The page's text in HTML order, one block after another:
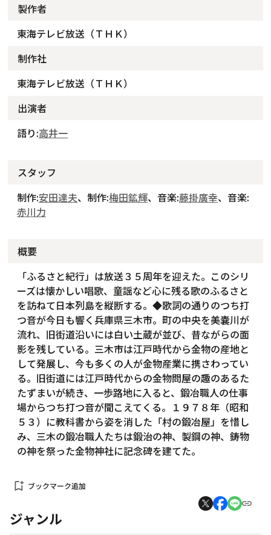
製作者
東海テレビ放送（ＴＨＫ）
制作社
東海テレビ放送（ＴＨＫ）
出演者
語り:高井一
スタッフ
制作:安田達夫、制作:梅田鉱輝、音楽:藤掛廣幸、音楽:
赤川力
概要
「ふるさと紀行」は放送３５周年を迎えた。このシリ
ーズは懐かしい唱歌、童謡など心に残る歌のふるさと
を訪ねて日本列島を縦断する。◆歌詞の通りのつち打
つ音が今日も響く兵庫県三木市。町の中央を美嚢川が
流れ、旧街道沿いには白い土蔵が並び、昔ながらの面
影を残している。三木市は江戸時代から金物の産地と
して発展し、今も多くの人が金物産業に携さわってい
る。旧街道には江戸時代からの金物問屋の趣のあるた
たずまいが続き、一歩路地に入ると、鍛冶職人の仕事
場からつち打つ音が聞こえてくる。１９７８年（昭和
５３）に教科書から姿を消した「村の鍛冶屋」を惜し
み、三木の鍛冶職人たちは鍛治の神、製鋼の神、鋳物
の神を祭った金物神社に記念碑を建てた。
bookmark_add ブックマーク追加
ジャンル